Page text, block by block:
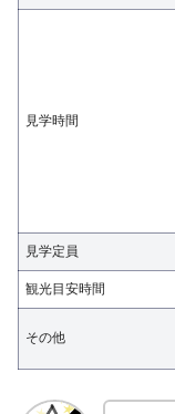
見学時間
見学定員
観光目安時間
その他